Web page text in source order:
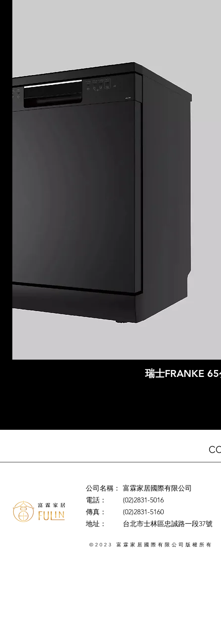
瑞士FRANKE
公司名稱：
電話：
傳真：
地址：
富霖家居國際有限公司
(02)2831-5016
(02)2831-5160
台北市士林區忠誠路一段37號
©2023 富霖家居國際有限公司 版權所有